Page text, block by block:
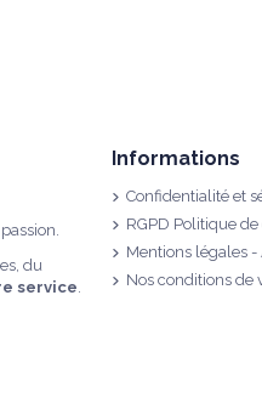
du
service
Informations
Confidentialité et
RGPD Politique
Mentions légales
Nos conditions de